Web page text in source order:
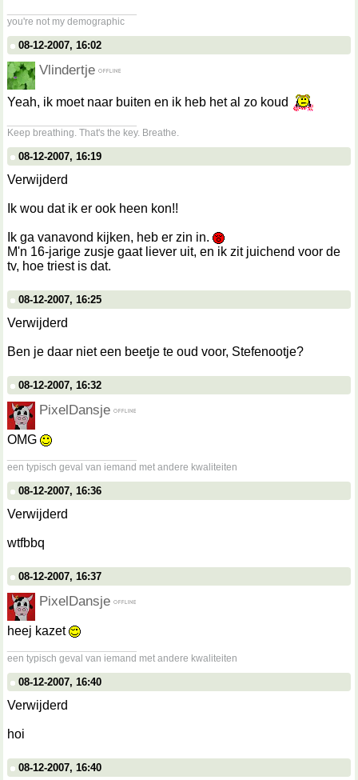
you're not my demographic
08-12-2007, 16:02
Vlindertje
Yeah, ik moet naar buiten en ik heb het al zo koud
Keep breathing. That's the key. Breathe.
08-12-2007, 16:19
Verwijderd
Ik wou dat ik er ook heen kon!!
Ik ga vanavond kijken, heb er zin in.
M'n 16-jarige zusje gaat liever uit, en ik zit juichend voor de
tv, hoe triest is dat.
08-12-2007, 16:25
Verwijderd
Ben je daar niet een beetje te oud voor, Stefenootje?
08-12-2007, 16:32
PixelDansje
OMG
een typisch geval van iemand met andere kwaliteiten
08-12-2007, 16:36
Verwijderd
wtfbbq
08-12-2007, 16:37
PixelDansje
heej kazet
een typisch geval van iemand met andere kwaliteiten
08-12-2007, 16:40
Verwijderd
hoi
08-12-2007, 16:40